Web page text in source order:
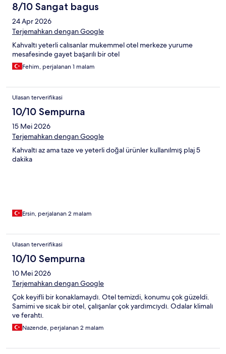
8/10 Sangat bagus
24 Apr 2026
Terjemahkan dengan Google
Kahvaltı yeterli calısanlar mukemmel otel merkeze yurume
mesafesinde gayet başarılı bir otel
Fehim, perjalanan 1 malam
Ulasan terverifikasi
10/10 Sempurna
15 Mei 2026
Terjemahkan dengan Google
Kahvaltı az ama taze ve yeterli doğal ürünler kullanılmış plaj 5
dakika
Ersin, perjalanan 2 malam
Ulasan terverifikasi
10/10 Sempurna
10 Mei 2026
Terjemahkan dengan Google
Çok keyifli bir konaklamaydı. Otel temizdi, konumu çok güzeldi.
Samimi ve sıcak bir otel, çalışanlar çok yardımcıydı. Odalar klimalı
ve ferahtı.
Nazende, perjalanan 2 malam